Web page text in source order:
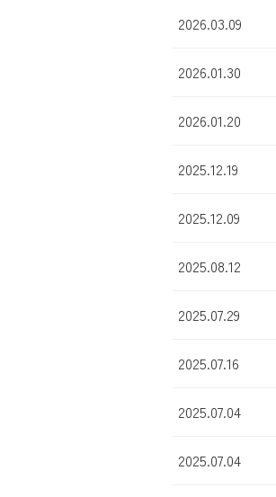
2026.03.09
2026.01.30
2026.01.20
2025.12.19
2025.12.09
2025.08.12
2025.07.29
2025.07.16
2025.07.04
2025.07.04